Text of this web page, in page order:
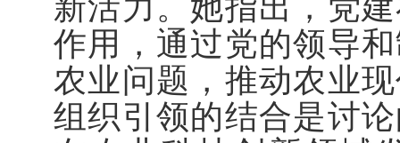
新活力。她指出，党
作用，通过党的领导
农业问题，推动农业
组织引领的结合是讨